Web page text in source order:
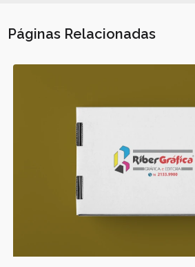
Páginas Relacionadas